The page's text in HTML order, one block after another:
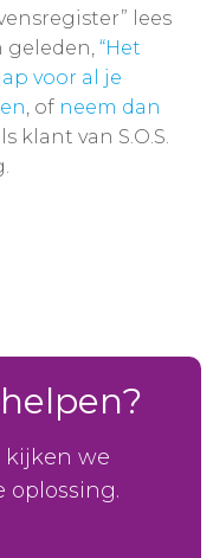
lees
geleden, “Het
voor al je
, of neem dan
klant van S.O.S.
kijken we
oplossing.